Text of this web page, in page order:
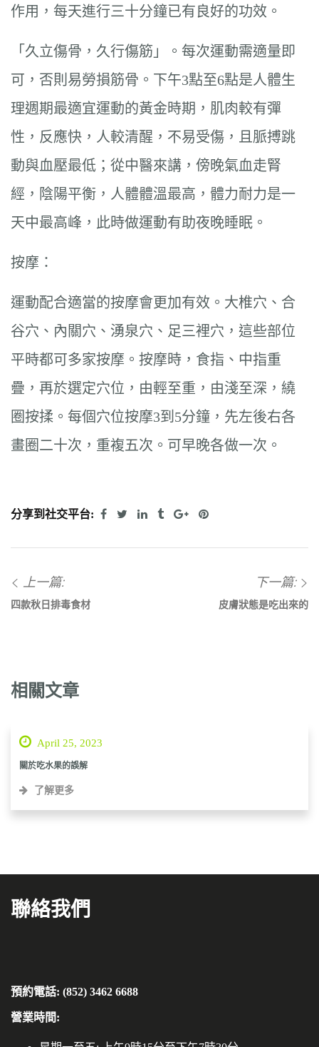
作用，每天進行三十分鐘已有良好的功效。
「久立傷骨，久行傷筋」。每次運動需適量即
可，否則易勞損筋骨。下午3點至6點是人體生
理週期最適宜運動的黃金時期，肌肉較有彈
性，反應快，人較清醒，不易受傷，且脈搏跳
動與血壓最低；從中醫來講，傍晚氣血走腎
經，陰陽平衡，人體體溫最高，體力耐力是一
天中最高峰，此時做運動有助夜晚睡眠。
按摩：
運動配合適當的按摩會更加有效。大椎穴、合
谷穴、內關穴、湧泉穴、足三裡穴，這些部位
平時都可多家按摩。按摩時，食指、中指重
疊，再於選定穴位，由輕至重，由淺至深，繞
圈按揉。每個穴位按摩3到5分鐘，先左後右各
畫圈二十次，重複五次。可早晚各做一次。
分享到社交平台:
上一篇:
四款秋日排毒食材
下一篇:
皮膚狀態是吃出來的
相關文章
April 25, 2023
關於吃水果的誤解
了解更多
聯絡我們
預約電話: (852) 3462 6688
營業時間: